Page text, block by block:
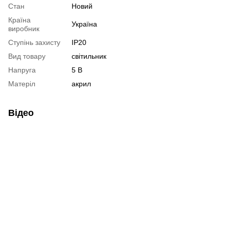
Стан
Новий
Країна
виробник
Україна
Ступінь захисту
IP20
Вид товару
світильник
Напруга
5 В
Матеріл
акрил
Відео